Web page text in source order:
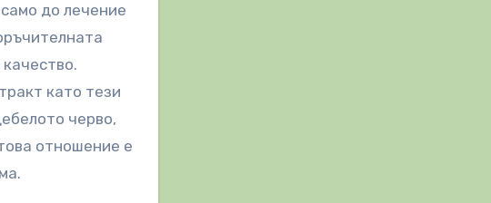
до лечение
като тези
черво,
отношение е